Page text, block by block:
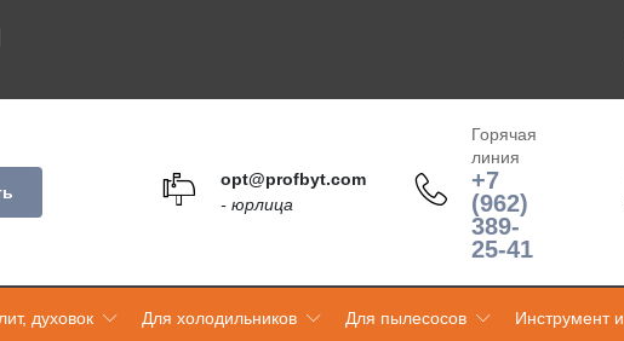
opt@profbyt.com
- юрлица
Горячая
линия
+7
(962)
389-
25-41
духовок Для холодильников Для пылесосов
Инструмент